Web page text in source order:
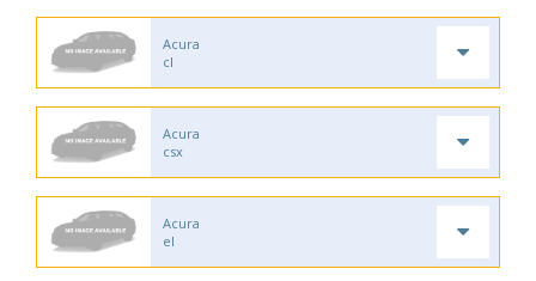
Acura
cl
Acura
csx
Acura
el